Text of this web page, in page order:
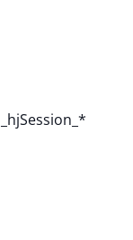
_hjSession_*